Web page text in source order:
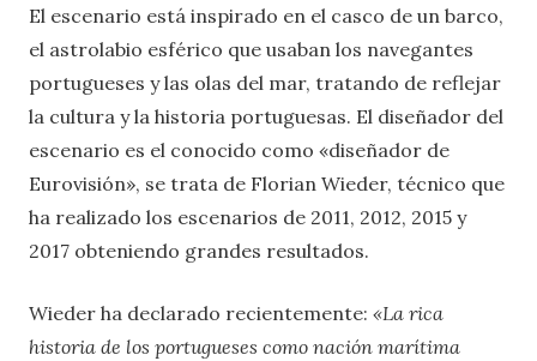
El escenario está inspirado en el casco de un barco,
el astrolabio esférico que usaban los navegantes
portugueses y las olas del mar, tratando de reflejar
la cultura y la historia portuguesas. El diseñador del
escenario es el conocido como «diseñador de
Eurovisión», se trata de Florian Wieder, técnico que
ha realizado los escenarios de 2011, 2012, 2015 y
2017 obteniendo grandes resultados.
Wieder ha declarado recientemente: «La rica
historia de los portugueses como nación marítima